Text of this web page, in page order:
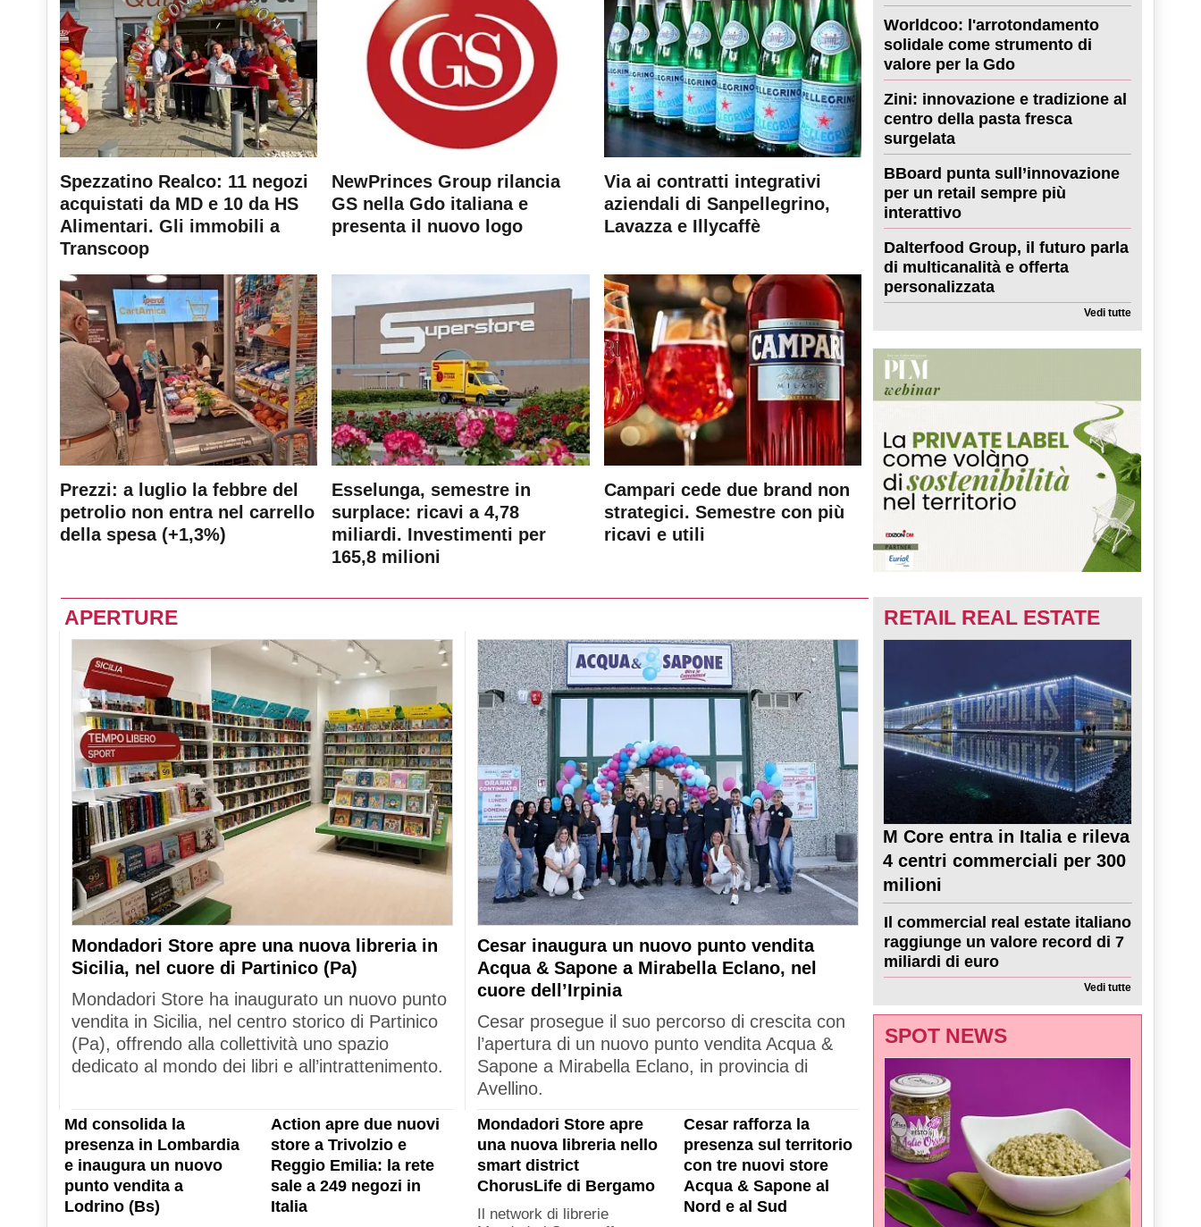
Spezzatino Realco: 11 negozi
acquistati da MD e 10 da HS
Alimentari. Gli immobili a
Transcoop
NewPrinces Group rilancia
GS nella Gdo italiana e
presenta il nuovo logo
Via ai contratti integrativi
aziendali di Sanpellegrino,
Lavazza e Illycaffè
Prezzi: a luglio la febbre del
petrolio non entra nel carrello
della spesa (+1,3%)
Esselunga, semestre in
surplace: ricavi a 4,78
miliardi. Investimenti per
165,8 milioni
Campari cede due brand non
strategici. Semestre con più
ricavi e utili
Worldcoo: l'arrotondamento
solidale come strumento di
valore per la Gdo
Zini: innovazione e tradizione al
centro della pasta fresca
surgelata
BBoard punta sull’innovazione
per un retail sempre più
interattivo
Dalterfood Group, il futuro parla
di multicanalità e offerta
personalizzata
Vedi tutte
APERTURE
Mondadori Store apre una nuova libreria in
Sicilia, nel cuore di Partinico (Pa)
Mondadori Store ha inaugurato un nuovo punto
vendita in Sicilia, nel centro storico di Partinico
(Pa), offrendo alla collettività uno spazio
dedicato al mondo dei libri e all’intrattenimento.
Cesar inaugura un nuovo punto vendita
Acqua & Sapone a Mirabella Eclano, nel
cuore dell’Irpinia
Cesar prosegue il suo percorso di crescita con
l’apertura di un nuovo punto vendita Acqua &
Sapone a Mirabella Eclano, in provincia di
Avellino.
Md consolida la
presenza in Lombardia
e inaugura un nuovo
punto vendita a
Lodrino (Bs)
Action apre due nuovi
store a Trivolzio e
Reggio Emilia: la rete
sale a 249 negozi in
Italia
Mondadori Store apre
una nuova libreria nello
smart district
ChorusLife di Bergamo
Il network di librerie
Cesar rafforza la
presenza sul territorio
con tre nuovi store
Acqua & Sapone al
Nord e al Sud
RETAIL REAL ESTATE
M Core entra in Italia e rileva
4 centri commerciali per 300
milioni
Il commercial real estate italiano
raggiunge un valore record di 7
miliardi di euro
Vedi tutte
SPOT NEWS